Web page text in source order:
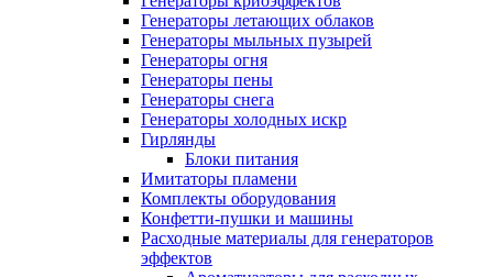
Генераторы летающих облаков
Генераторы мыльных пузырей
Генераторы огня
Генераторы пены
Генераторы снега
Генераторы холодных искр
Гирлянды
Блоки питания
Имитаторы пламени
Комплекты оборудования
Конфетти-пушки и машины
Расходные материалы для генераторов
эффектов